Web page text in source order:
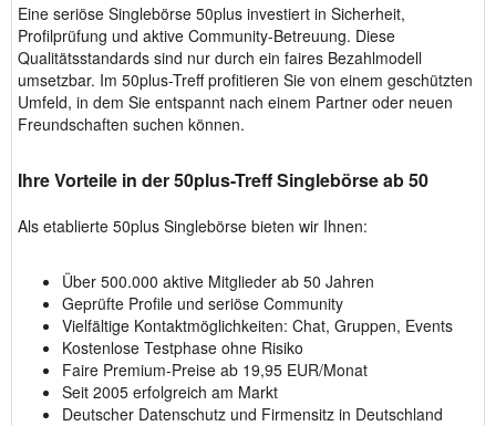
Eine seriöse Singlebörse 50plus investiert in Sicherheit,
Profilprüfung und aktive Community-Betreuung. Diese
Qualitätsstandards sind nur durch ein faires Bezahlmodell
umsetzbar. Im 50plus-Treff profitieren Sie von einem geschützten
Umfeld, in dem Sie entspannt nach einem Partner oder neuen
Freundschaften suchen können.
Ihre Vorteile in der 50plus-Treff Singlebörse ab 50
Als etablierte 50plus Singlebörse bieten wir Ihnen:
Über 500.000 aktive Mitglieder ab 50 Jahren
Geprüfte Profile und seriöse Community
Vielfältige Kontaktmöglichkeiten: Chat, Gruppen, Events
Kostenlose Testphase ohne Risiko
Faire Premium-Preise ab 19,95 EUR/Monat
Seit 2005 erfolgreich am Markt
Deutscher Datenschutz und Firmensitz in Deutschland